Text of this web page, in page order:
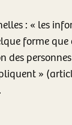
: « les
forme que
des
»